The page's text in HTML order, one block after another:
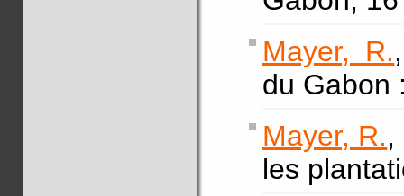
Mayer, R.
du Gabon
Mayer, R.,
les